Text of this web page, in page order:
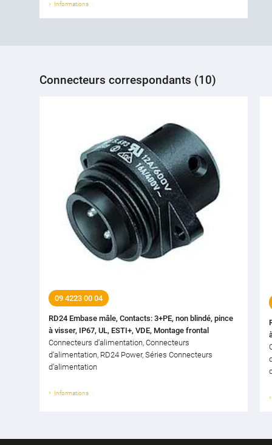
Informations
Connecteurs correspondants (10)
09 4223 00 04
RD24 Embase mâle, Contacts: 3+PE, non blindé, pince
à visser, IP67, UL, ESTI+, VDE, Montage frontal
Connecteurs d‘alimentation, Connecteurs
d‘alimentation, RD24 Power, Séries Connecteurs
d‘alimentation
Informations